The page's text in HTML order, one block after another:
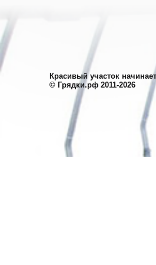
Красивый участок
© Грядки.рф 2011-2026